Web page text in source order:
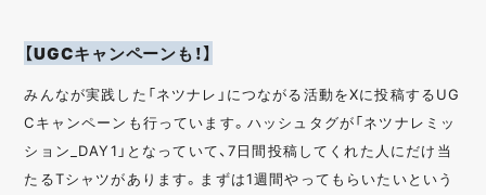
【UGCキャンペーンも！】
みんなが実践した「ネツナレ」につながる活動をXに投稿するUG
Cキャンペーンも行っています。ハッシュタグが「ネツナレミッ
ション_DAY1」となっていて、7日間投稿してくれた人にだけ当
たるTシャツがあります。まずは1週間やってもらいたいという